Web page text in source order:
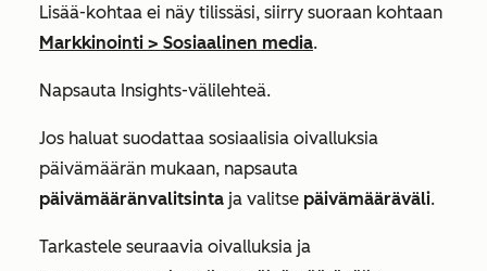
Lisää-kohtaa ei näy tilissäsi, siirry suoraan kohtaan
Markkinointi > Sosiaalinen media.
Napsauta Insights-välilehteä.
Jos haluat suodattaa sosiaalisia oivalluksia
päivämäärän mukaan, napsauta
päivämääränvalitsinta ja valitse päivämääräväli.
Tarkastele seuraavia oivalluksia ja